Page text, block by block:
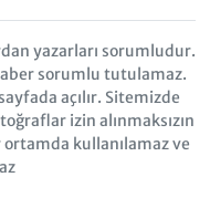
yazarları sorumludur.
sorumlu tutulamaz.
açılır. Sitemizde
izin alınmaksızın
kullanılamaz ve